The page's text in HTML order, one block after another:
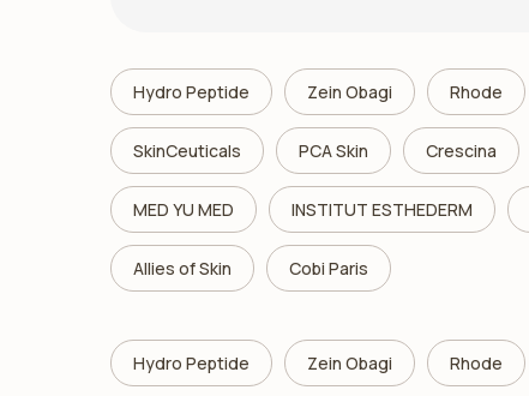
Hydro Peptide Zein Obagi Rhode
SkinCeuticals PCA Skin Crescina
MED YU MED INSTITUT ESTHEDERM
Allies of Skin Cobi Paris
Hydro Peptide Zein Obagi Rhode